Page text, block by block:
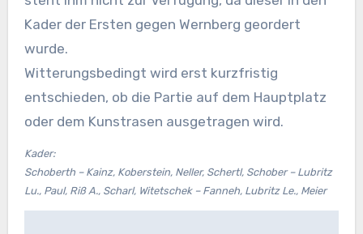
Kader der Ersten gegen Wernberg geordert
wurde.
Witterungsbedingt wird erst kurzfristig
entschieden, ob die Partie auf dem Hauptplatz
oder dem Kunstrasen ausgetragen wird.
Kader:
Schoberth – Kainz, Koberstein, Neller, Schertl, Schober – Lubritz
Lu., Paul, Riß A., Scharl, Witetschek – Fanneh, Lubritz Le., Meier